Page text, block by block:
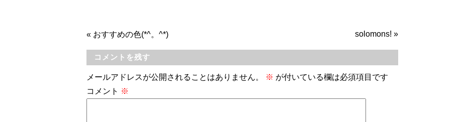
« おすすめの色(*^。^*) solomons! »
コメントを残す
メールアドレスが公開されることはありません。 ※ が付いている欄は必須項目です
コメント ※